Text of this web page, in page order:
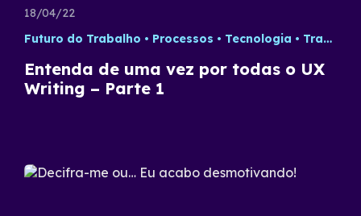
18/04/22
Futuro do Trabalho
Processos Tecnologia Trabalho Remoto
Entenda de uma vez por todas o UX
Writing – Parte 1